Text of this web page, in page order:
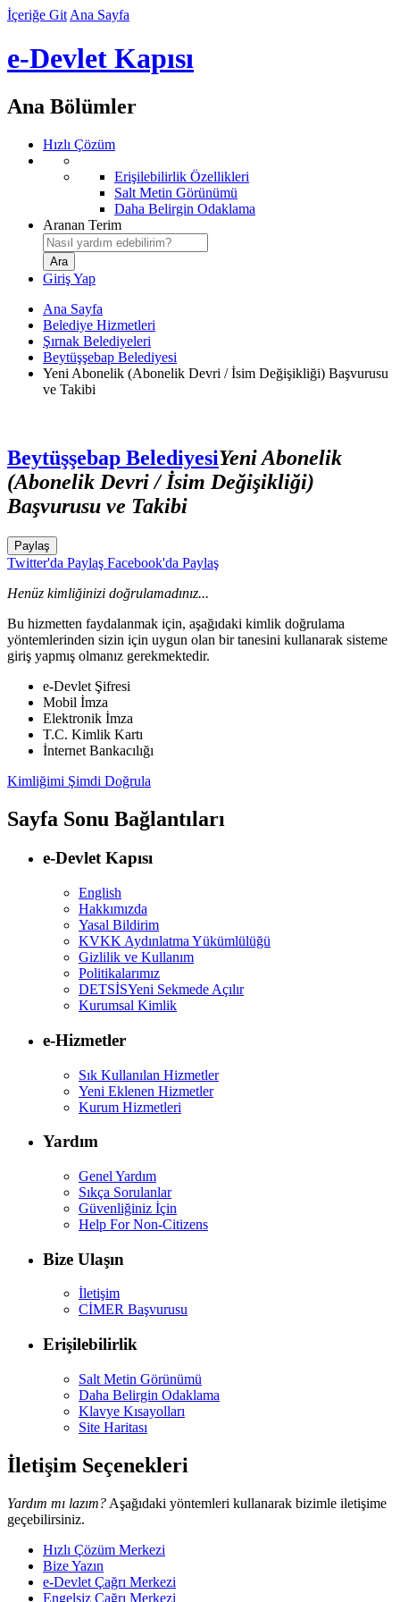
İçeriğe Git Ana Sayfa
e-Devlet Kapısı
Ana Bölümler
Hızlı Çözüm
Erişilebilirlik Özellikleri
Salt Metin Görünümü
Daha Belirgin Odaklama
Aranan Terim
Giriş Yap
Ana Sayfa
Belediye Hizmetleri
Şırnak Belediyeleri
Beytüşşebap Belediyesi
Yeni Abonelik (Abonelik Devri / İsim Değişikliği) Başvurusu
ve Takibi
Beytüşşebap BelediyesiYeni Abonelik
(Abonelik Devri / İsim Değişikliği)
Başvurusu ve Takibi
Paylaş
Twitter'da Paylaş Facebook'da Paylaş
Henüz kimliğinizi doğrulamadınız...
Bu hizmetten faydalanmak için, aşağıdaki kimlik doğrulama
yöntemlerinden sizin için uygun olan bir tanesini kullanarak sisteme
giriş yapmış olmanız gerekmektedir.
e-Devlet Şifresi
Mobil İmza
Elektronik İmza
T.C. Kimlik Kartı
İnternet Bankacılığı
Kimliğimi Şimdi Doğrula
Sayfa Sonu Bağlantıları
e-Devlet Kapısı
English
Hakkımızda
Yasal Bildirim
KVKK Aydınlatma Yükümlülüğü
Gizlilik ve Kullanım
Politikalarımız
DETSİSYeni Sekmede Açılır
Kurumsal Kimlik
e-Hizmetler
Sık Kullanılan Hizmetler
Yeni Eklenen Hizmetler
Kurum Hizmetleri
Yardım
Genel Yardım
Sıkça Sorulanlar
Güvenliğiniz İçin
Help For Non-Citizens
Bize Ulaşın
İletişim
CİMER Başvurusu
Erişilebilirlik
Salt Metin Görünümü
Daha Belirgin Odaklama
Klavye Kısayolları
Site Haritası
İletişim Seçenekleri
Yardım mı lazım? Aşağıdaki yöntemleri kullanarak bizimle iletişime
geçebilirsiniz.
Hızlı Çözüm Merkezi
Bize Yazın
e-Devlet Çağrı Merkezi
Engelsiz Çağrı Merkezi